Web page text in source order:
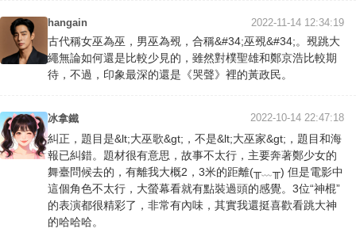
hangain 2022-11-14 12:34:19
古代稱女巫為巫，男巫為覡，合稱&#34;巫覡&#34;。覡跳大
繩無論如何還是比較少見的，雖然對樸聖雄和鄭京浩比較期
待，不過，印象最深的還是《哭聲》裡的黃政民。
冰拿鐵 2022-10-14 22:47:18
糾正，題目是&lt;大巫歌&gt;，不是&lt;大巫家&gt;，題目和海
報已糾錯。題材很有意思，故事不太行，主要奔著鄭少女的
舞臺問候去的，有離我大概2，3米的距離(╥﹏╥) 但是電影中
這個角色不太行，大螢幕看就有點裝過頭的感覺。3位“神棍”
的表演都很精彩了，非常有內味，其實我還挺喜歡看跳大神
的哈哈哈。